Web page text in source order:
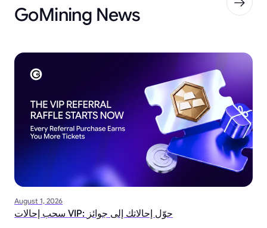
GoMining News
August 1, 2026
سحب إحالات VIP: حوّل إحالاتك إلى جوائز